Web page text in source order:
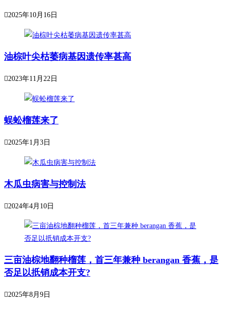
2025年10月16日
油棕叶尖枯萎病基因遗传率甚高
2023年11月22日
蜈蚣榴莲来了
2025年1月3日
木瓜虫病害与控制法
2024年4月10日
三亩油棕地翻种榴莲，首三年兼种 berangan 香蕉，是
否足以扺销成本开支?
2025年8月9日